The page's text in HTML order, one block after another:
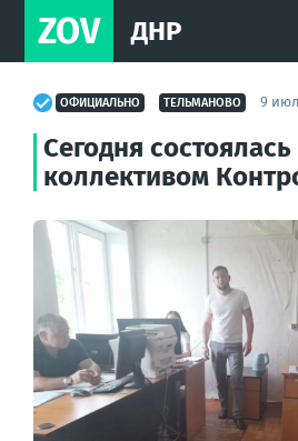
ZOV ДНР
ОФИЦИАЛЬНО ТЕЛЬМАНОВО 9
Сегодня
коллективом